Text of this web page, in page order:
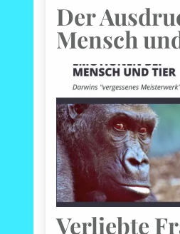
Der
Mensch
Verliebte